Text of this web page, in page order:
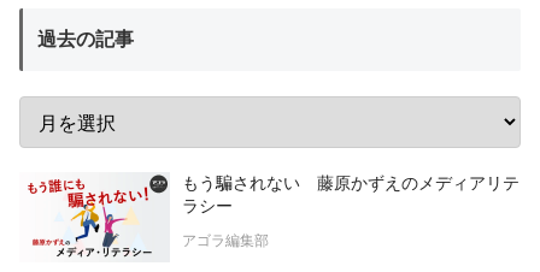
過去の記事
もう騙されない 藤原かずえのメディアリテ
ラシー
アゴラ編集部